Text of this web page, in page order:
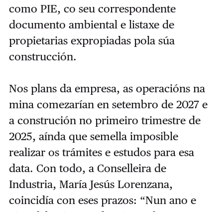
como PIE, co seu correspondente
documento ambiental e listaxe de
propietarias expropiadas pola súa
construcción.
Nos plans da empresa, as operacións na
mina comezarían en setembro de 2027 e
a construción no primeiro trimestre de
2025, aínda que semella imposible
realizar os trámites e estudos para esa
data. Con todo, a Conselleira de
Industria, María Jesús Lorenzana,
coincidía con eses prazos: “Nun ano e